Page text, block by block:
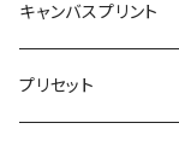
キャンバスプリント
プリセット